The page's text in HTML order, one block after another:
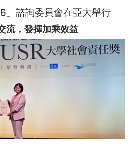
」諮詢委員會在亞大舉行
流，發揮加乘效益